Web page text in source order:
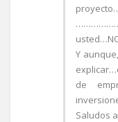
Y
de
Saludos